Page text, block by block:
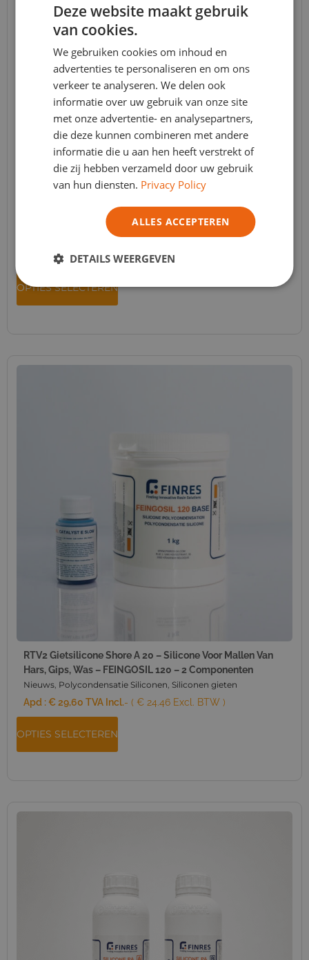
JESMONITE® AC84 Kit
Jesmonite AC84,Nieuws,Promoties
OPTIES SELECTEREN
RTV2 Gietsilicone Shore A 20 – Silicone Voor Mallen Van
Hars, Gips, Was – FEINGOSIL 120 – 2 Componenten
Nieuws, Polycondensatie Siliconen, Siliconen gieten
Apd :€ 29,60 TVA Incl.- ( € 24.46 Excl. BTW )
OPTIES SELECTEREN
Deze website maakt gebruik
van cookies.
We gebruiken cookies om inhoud en
advertenties te personaliseren en om ons
verkeer te analyseren. We delen ook
informatie over uw gebruik van onze site
met onze advertentie- en analysepartners,
die deze kunnen combineren met andere
informatie die u aan hen heeft verstrekt of
die zij hebben verzameld door uw gebruik
van hun diensten. Privacy Policy
ALLES ACCEPTEREN
DETAILS WEERGEVEN